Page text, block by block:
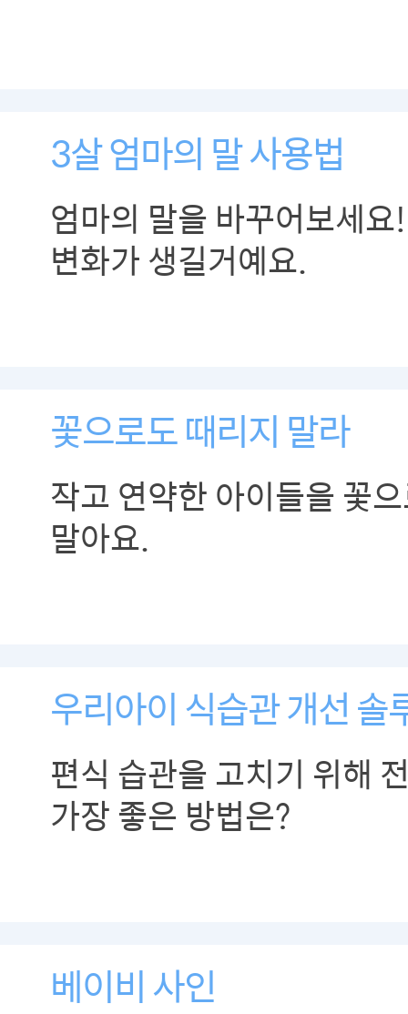
3살 엄마의 말 사용법
엄마의 말을 바꾸어보세
변화가 생길거예요.
꽃으로도 때리지 말라
작고 연약한 아이들을 꽃
말아요.
우리아이 식습관 개선 솔
편식 습관을 고치기 위해
가장 좋은 방법은?
베이비 사인